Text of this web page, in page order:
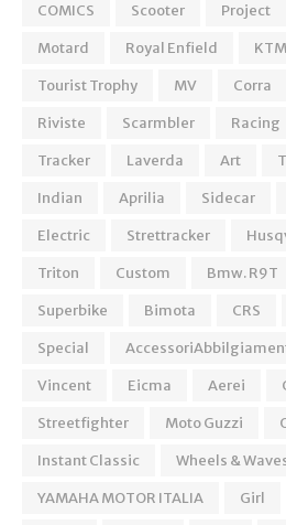
COMICS
Scooter Project
Motard
Royal Enfield KTM
Tourist Trophy
MV Corra
Riviste
Scarmbler Racing
Tracker
Laverda Art
Indian
Aprilia Sidecar
Electric
Strettracker
Triton
Custom Bmw. R9T
Superbike
Bimota CRS
Special
Vincent
Eicma Aerei
Streetfighter
Moto Guzzi
Instant Classic
Wheels &
YAMAHA MOTOR ITALIA
Girl